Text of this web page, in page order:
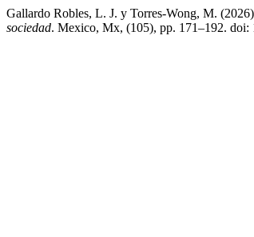
Gallardo Robles, L. J. y Torres-Wong, M.
sociedad. Mexico, Mx, (105), pp. 171–192. doi: